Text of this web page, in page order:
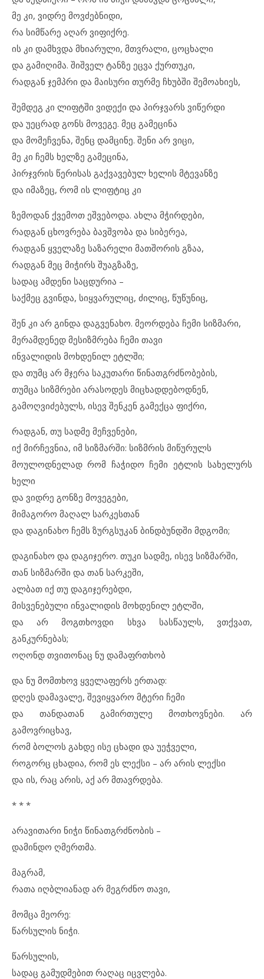
მე კი, ვიდრე მოვძებნიდი,
რა სიმწარე აღარ ვიფიქრე.
ის კი დამხვდა მხიარული, მთვრალი, ცოცხალი
და გამიღიმა. შიშველ ტანზე ეცვა ქურთუკი,
რადგან ჯემპრი და მაისური თურმე ჩხუბში შემოახიეს,
შემდეგ კი ლიფტში ვიდექი და პირჯვარს ვიწერდი
და უეცრად გონს მოვეგე. მეც გამეცინა
და მომეჩვენა, შენც დამცინე. შენი არ ვიცი,
მე კი ჩემს ხელზე გამეცინა,
პირჯვრის წერისას გაქვავებულ ხელის მტევანზე
და იმაზეც, რომ ის ლიფტიც კი
ზემოდან ქვემოთ ეშვებოდა. ახლა მჭირდები,
რადგან ცხოვრება ბავშვობა და სიბერეა,
რადგან ყველაზე საზარელი მათშორის გზაა,
რადგან მეც მიჭირს შუაგზაზე,
სადაც ამდენი საცდურია –
საქმეც გვინდა, სიყვარულიც, ძილიც, წუწუნიც,
შენ კი არ გინდა დაგვენახო. მეორდება ჩემი სიზმარი,
მერამდენედ მესიზმრება ჩემი თავი
ინვალიდის მოხდენილ ეტლში;
და თუმც არ მჯერა საკუთარი წინათგრძნობების,
თუმცა სიზმრები არასოდეს მიცხადდებოდნენ,
გამოღვიძებულს, ისევ შენკენ გამექცა ფიქრი,
რადგან, თუ სადმე მეჩვენები,
იქ მირჩევნია, იმ სიზმარში: სიზმრის მიწურულს
მოულოდნელად რომ ჩაჭიდო ჩემი ეტლის სახელურს
ხელი
და ვიდრე გონზე მოვეგები,
მიმაგორო მაღალ სარკესთან
და დაგინახო ჩემს ზურგსუკან ბინდბუნდში მდგომი;
დაგინახო და დაგიჯერო. თუკი სადმე, ისევ სიზმარში,
თან სიზმარში და თან სარკეში,
ალბათ იქ თუ დაგიჯერებდი,
მისვენებული ინვალიდის მოხდენილ ეტლში,
და არ მოგთხოვდი სხვა სასწაულს, ვთქვათ,
განკურნებას;
ოღონდ თვითონაც ნუ დამაფრთხობ
და ნუ მომთხოვ ყველაფერს ერთად:
დღეს დამავალე, შევიყვარო მტერი ჩემი
და თანდათან გამირთულე მოთხოვნები. არ
გამოვრიცხავ,
რომ ბოლოს გახდე ისე ცხადი და უეჭველი,
როგორც ცხადია, რომ ეს ლექსი – არ არის ლექსი
და ის, რაც არის, აქ არ მთავრდება.
* * *
არავითარი ნიჭი წინათგრძნობის –
დამინდო ღმერთმა.
მაგრამ,
რათა იღბლიანად არ მეგრძნო თავი,
მომცა მეორე:
წარსულის ნიჭი.
წარსულის,
სადაც გამუდმებით რაღაც იცვლება.